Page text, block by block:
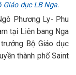
Giáo dục LB Nga.
Phương Ly- Phu
tại Liên bang Nga
Bộ Giáo dục
thành phố Saint